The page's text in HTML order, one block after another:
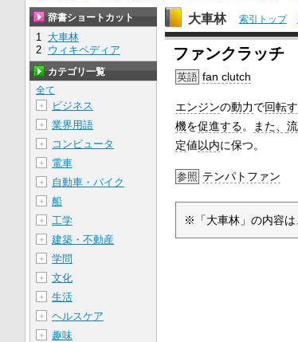
大車林 索引トップ
ファンクラッチ
英語 fan clutch
エンジンの動力で回転
機を促進する。 また、
定値以内に保つ。
参照 テンパトファン
※「大車林」の内容は
辞書ショートカット
1 大車林
2 ウィキペディア
カテゴリ一覧
全て
＋
ビジネス
＋ 業界用語
＋ コンピュータ
＋ 電車
＋ 自動車・バイク
＋ 船
＋ 工学
＋ 建築・不動産
＋ 学問
＋ 文化
＋ 生活
＋ ヘルスケア
＋ 趣味